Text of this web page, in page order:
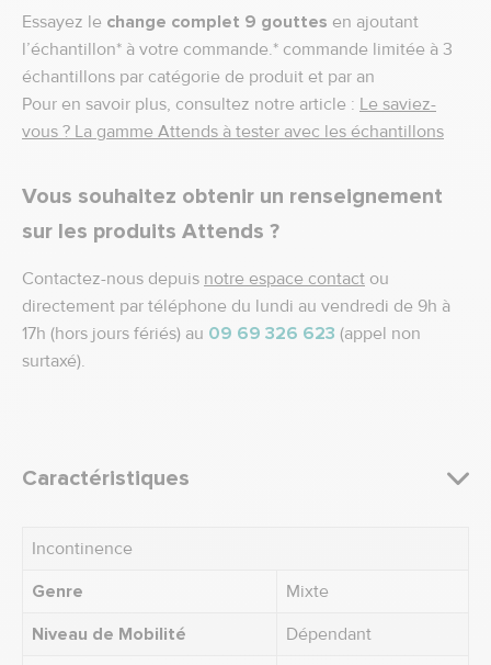
Caractéristiques
Incontinence
Genre
Mixte
Niveau de Mobilité
Dépendant
Essayez le change complet 9 gouttes en ajoutant
l’échantillon* à votre commande.* commande limitée à 3
échantillons par catégorie de produit et par an
Pour en savoir plus, consultez notre article : Le saviez-
vous ? La gamme Attends à tester avec les échantillons
Vous souhaitez obtenir un renseignement
sur les produits Attends ?
Contactez-nous depuis notre espace contact ou
directement par téléphone du lundi au vendredi de 9h à
17h (hors jours fériés) au 09 69 326 623 (appel non
surtaxé).